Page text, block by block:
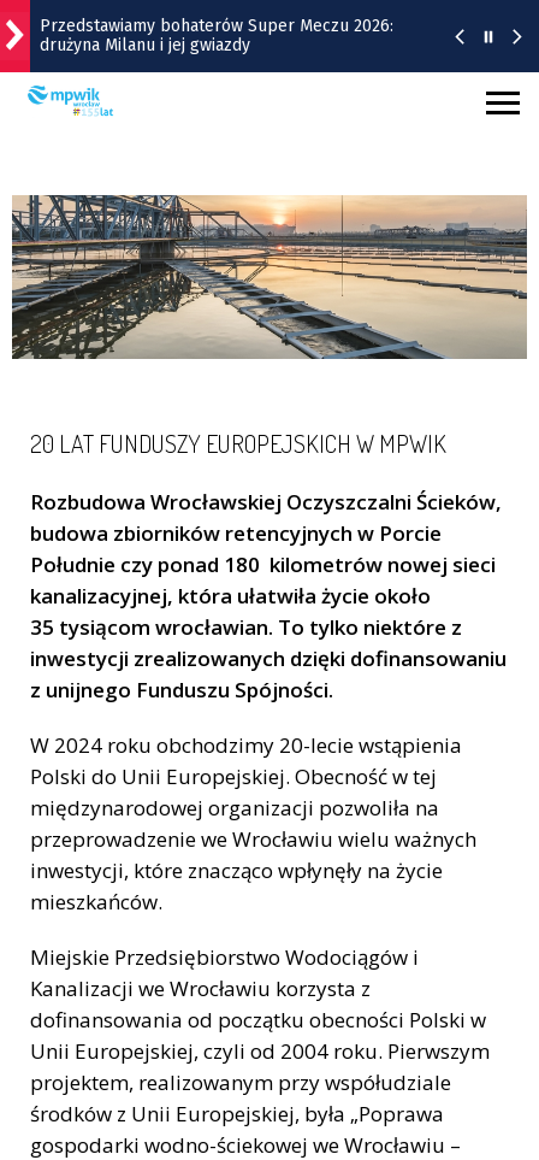
Gwiazdy wystąpią na Dworcu Głównym we
Wrocławiu | TERMINY
Kamienica z Nadodrza po remoncie zyska windę! To
będzie duża metamorfoza
Remont Gajowickiej. Prace od Hallera do
Racławickiej
Przedstawiamy bohaterów Super Meczu 2026:
drużyna Milanu i jej gwiazdy
20 LAT FUNDUSZY EUROPEJSKICH W MPWIK
Rozbudowa Wrocławskiej Oczyszczalni Ścieków,
budowa zbiorników retencyjnych w Porcie
Południe czy ponad 180 kilometrów nowej sieci
kanalizacyjnej, która ułatwiła życie około
35 tysiącom wrocławian. To tylko niektóre z
inwestycji zrealizowanych dzięki dofinansowaniu
z unijnego Funduszu Spójności.
W 2024 roku obchodzimy 20-lecie wstąpienia
Polski do Unii Europejskiej. Obecność w tej
międzynarodowej organizacji pozwoliła na
przeprowadzenie we Wrocławiu wielu ważnych
inwestycji, które znacząco wpłynęły na życie
mieszkańców.
Miejskie Przedsiębiorstwo Wodociągów i
Kanalizacji we Wrocławiu korzysta z
dofinansowania od początku obecności Polski w
Unii Europejskiej, czyli od 2004 roku. Pierwszym
projektem, realizowanym przy współudziale
środków z Unii Europejskiej, była „Poprawa
gospodarki wodno-ściekowej we Wrocławiu –